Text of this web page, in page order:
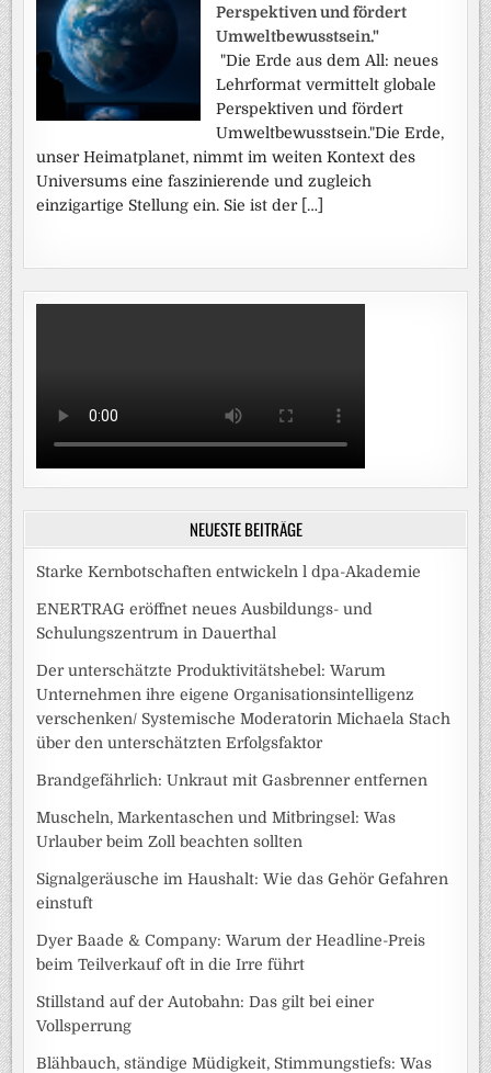
Perspektiven und fördert
Umweltbewusstsein."
"Die Erde aus dem All: neues
Lehrformat vermittelt globale
Perspektiven und fördert
Umweltbewusstsein."Die Erde,
unser Heimatplanet, nimmt im weiten Kontext des
Universums eine faszinierende und zugleich
einzigartige Stellung ein. Sie ist der […]
NEUESTE BEITRÄGE
Starke Kernbotschaften entwickeln l dpa-Akademie
ENERTRAG eröffnet neues Ausbildungs- und
Schulungszentrum in Dauerthal
Der unterschätzte Produktivitätshebel: Warum
Unternehmen ihre eigene Organisationsintelligenz
verschenken/ Systemische Moderatorin Michaela Stach
über den unterschätzten Erfolgsfaktor
Brandgefährlich: Unkraut mit Gasbrenner entfernen
Muscheln, Markentaschen und Mitbringsel: Was
Urlauber beim Zoll beachten sollten
Signalgeräusche im Haushalt: Wie das Gehör Gefahren
einstuft
Dyer Baade & Company: Warum der Headline-Preis
beim Teilverkauf oft in die Irre führt
Stillstand auf der Autobahn: Das gilt bei einer
Vollsperrung
Blähbauch, ständige Müdigkeit, Stimmungstiefs: Was